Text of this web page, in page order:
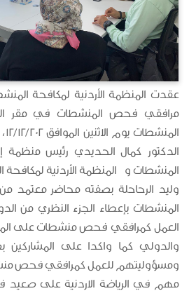
عقدت المنظمة الأردنية لمكافحة
مرافقي فحص المنشطات في مقر
الدكتور كمال الحديدي رئيس منظمة
المنشطات و المنظمة الأردنية لمكافحة
وليد الرحاحلة بصفته محاضر معتمد من
المنشطات بإعطاء الجزء النظري من
العمل كمرافقي فحص منشطات على
والدولي كما واكدا على المشاركين
ومسؤوليتهم للعمل كمرافقي فحص
مهم في الرياضة الاردنية على